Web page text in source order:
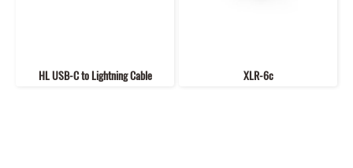
HL USB-C to Lightning Cable XLR-6c